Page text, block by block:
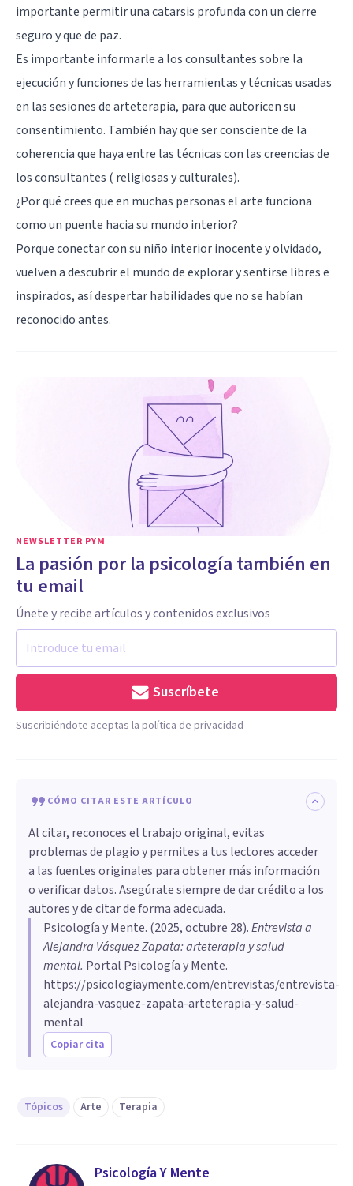
importante permitir una catarsis profunda con un cierre
seguro y que de paz.
Es importante informarle a los consultantes sobre la
ejecución y funciones de las herramientas y técnicas usadas
en las sesiones de arteterapia, para que autoricen su
consentimiento. También hay que ser consciente de la
coherencia que haya entre las técnicas con las creencias de
los consultantes ( religiosas y culturales).
¿Por qué crees que en muchas personas el arte funciona
como un puente hacia su mundo interior?
Porque conectar con su niño interior inocente y olvidado,
vuelven a descubrir el mundo de explorar y sentirse libres e
inspirados, así despertar habilidades que no se habían
reconocido antes.
NEWSLETTER PYM
La pasión por la psicología también en
tu email
Únete y recibe artículos y contenidos exclusivos
Suscríbete
Suscribiéndote aceptas la política de privacidad
CÓMO CITAR ESTE ARTÍCULO
Al citar, reconoces el trabajo original, evitas
problemas de plagio y permites a tus lectores acceder
a las fuentes originales para obtener más información
o verificar datos. Asegúrate siempre de dar crédito a los
autores y de citar de forma adecuada.
Psicología y Mente. (2025, octubre 28).Entrevista a
Alejandra Vásquez Zapata: arteterapia y salud
mental. Portal Psicología y Mente.
https://psicologiaymente.com/entrevistas/entrevista-
alejandra-vasquez-zapata-arteterapia-y-salud-
mental
Copiar cita
Tópicos Arte Terapia
Psicología Y Mente